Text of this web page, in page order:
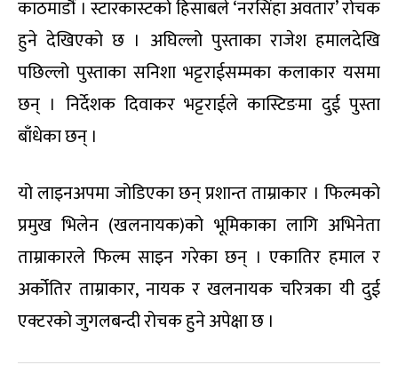
काठमाडौं । स्टारकास्टको हिसाबले ‘नरसिंहा अवतार’ रोचक
हुने देखिएको छ । अघिल्लो पुस्ताका राजेश हमालदेखि
पछिल्लो पुस्ताका सनिशा भट्टराईसम्मका कलाकार यसमा
छन् । निर्देशक दिवाकर भट्टराईले कास्टिङमा दुई पुस्ता
बाँधेका छन् ।
यो लाइनअपमा जोडिएका छन् प्रशान्त ताम्राकार । फिल्मको
प्रमुख भिलेन (खलनायक)को भूमिकाका लागि अभिनेता
ताम्राकारले फिल्म साइन गरेका छन् । एकातिर हमाल र
अर्कोतिर ताम्राकार, नायक र खलनायक चरित्रका यी दुई
एक्टरको जुगलबन्दी रोचक हुने अपेक्षा छ ।